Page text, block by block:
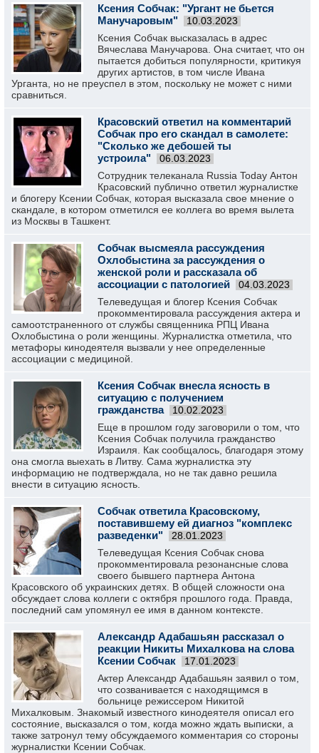
Ксения Собчак: "Ургант не бьется
Манучаровым"
10.03.2023
Ксения Собчак высказалась в адрес
Вячеслава Манучарова. Она считает, что он
пытается добиться популярности, критикуя
других артистов, в том числе Ивана
Урганта, но не преуспел в этом, поскольку не может с ними
сравниться.
Красовский ответил на комментарий
Собчак про его скандал в самолете:
"Сколько же дебошей ты
устроила"
06.03.2023
Сотрудник телеканала Russia Today Антон
Красовский публично ответил журналистке
и блогеру Ксении Собчак, которая высказала свое мнение о
скандале, в котором отметился ее коллега во время вылета
из Москвы в Ташкент.
Собчак высмеяла рассуждения
Охлобыстина за рассуждения о
женской роли и рассказала об
ассоциации с патологией
04.03.2023
Телеведущая и блогер Ксения Собчак
прокомментировала рассуждения актера и
самоотстраненного от службы священника РПЦ Ивана
Охлобыстина о роли женщины. Журналистка отметила, что
метафоры кинодеятеля вызвали у нее определенные
ассоциации с медициной.
Ксения Собчак внесла ясность в
ситуацию с получением
гражданства
10.02.2023
Еще в прошлом году заговорили о том, что
Ксения Собчак получила гражданство
Израиля. Как сообщалось, благодаря этому
она смогла выехать в Литву. Сама журналистка эту
информацию не подтверждала, но не так давно решила
внести в ситуацию ясность.
Собчак ответила Красовскому,
поставившему ей диагноз "комплекс
разведенки"
28.01.2023
Телеведущая Ксения Собчак снова
прокомментировала резонансные слова
своего бывшего партнера Антона
Красовского об украинских детях. В общей сложности она
обсуждает слова коллеги с октября прошлого года. Правда,
последний сам упомянул ее имя в данном контексте.
Александр Адабашьян рассказал о
реакции Никиты Михалкова на слова
Ксении Собчак
17.01.2023
Актер Александр Адабашьян заявил о том,
что созванивается с находящимся в
больнице режиссером Никитой
Михалковым. Знакомый известного кинодеятеля описал его
состояние, высказался о том, когда можно ждать выписки, а
также затронул тему обсуждаемого комментария со стороны
журналистки Ксении Собчак.